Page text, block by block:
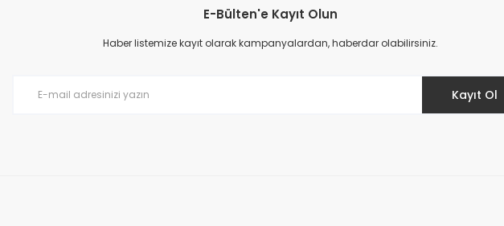
Ürün resmi kalitesiz, bozuk veya görüntülenemiyor.
Ürün açıklamasında eksik bilgiler bulunuyor.
E-Bülten'e Kayıt Olun
Haber listemize kayıt olarak kampanyalardan, haberdar olabilirsiniz.
Kayıt Ol